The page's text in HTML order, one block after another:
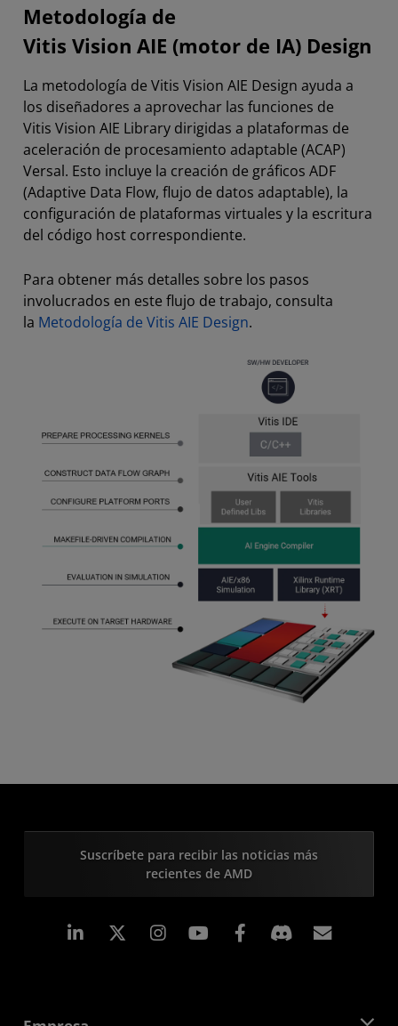
Metodología de
Vitis Vision AIE (motor de IA) Design
La metodología de Vitis Vision AIE Design ayuda a
los diseñadores a aprovechar las funciones de
Vitis Vision AIE Library dirigidas a plataformas de
aceleración de procesamiento adaptable (ACAP)
Versal. Esto incluye la creación de gráficos ADF
(Adaptive Data Flow, flujo de datos adaptable), la
configuración de plataformas virtuales y la escritura
del código host correspondiente.
Para obtener más detalles sobre los pasos
involucrados en este flujo de trabajo, consulta
la Metodología de Vitis AIE Design.
Suscríbete para recibir las noticias más
recientes de AMD
LinkedIn Instagram Facebook